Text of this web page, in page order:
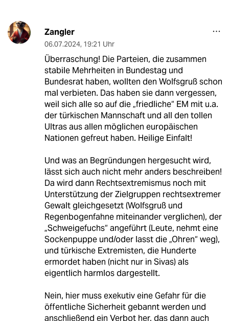
Zangler
06.07.2024, 19:21 Uhr
Überraschung! Die Parteien, die zusammen
stabile Mehrheiten in Bundestag und
Bundesrat haben, wollten den Wolfsgruß schon
mal verbieten. Das haben sie dann vergessen,
weil sich alle so auf die „friedliche“ EM mit u.a.
der türkischen Mannschaft und all den tollen
Ultras aus allen möglichen europäischen
Nationen gefreut haben. Heilige Einfalt!
Und was an Begründungen hergesucht wird,
lässt sich auch nicht mehr anders beschreiben!
Da wird dann Rechtsextremismus noch mit
Unterstützung der Zielgruppen rechtsextremer
Gewalt gleichgesetzt (Wolfsgruß und
Regenbogenfahne miteinander verglichen), der
„Schweigefuchs“ angeführt (Leute, nehmt eine
Sockenpuppe und/oder lasst die „Ohren“ weg),
und türkische Extremisten, die Hunderte
ermordet haben (nicht nur in Sivas) als
eigentlich harmlos dargestellt.
Nein, hier muss exekutiv eine Gefahr für die
öffentliche Sicherheit gebannt werden und
anschließend ein Verbot her, das dann auch